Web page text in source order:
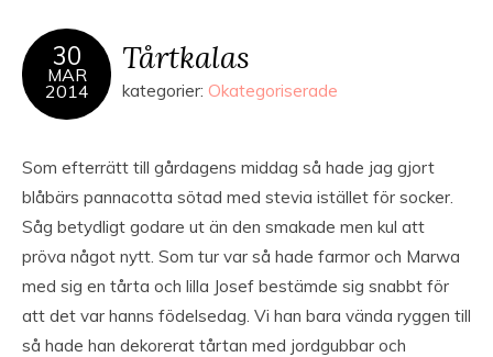
30
MAR
2014
Tårtkalas
kategorier: Okategoriserade
Som efterrätt till gårdagens middag så hade jag gjort
blåbärs pannacotta sötad med stevia istället för socker.
Såg betydligt godare ut än den smakade men kul att
pröva något nytt. Som tur var så hade farmor och Marwa
med sig en tårta och lilla Josef bestämde sig snabbt för
att det var hanns födelsedag. Vi han bara vända ryggen till
så hade han dekorerat tårtan med jordgubbar och